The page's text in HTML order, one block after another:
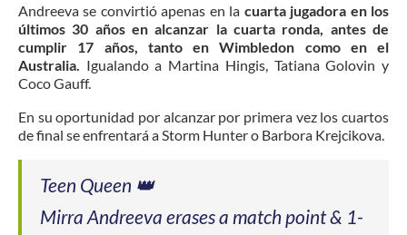
Andreeva se convirtió apenas en la cuarta jugadora en los
últimos 30 años en alcanzar la cuarta ronda, antes de
cumplir 17 años, tanto en Wimbledon como en el
Australia.
Igualando a Martina Hingis, Tatiana Golovin y
Coco Gauff.
En su oportunidad por alcanzar por primera vez los cuartos
de final se enfrentará a Storm Hunter o Barbora Krejcikova.
Teen Queen 👑
Mirra Andreeva erases a match point & 1-